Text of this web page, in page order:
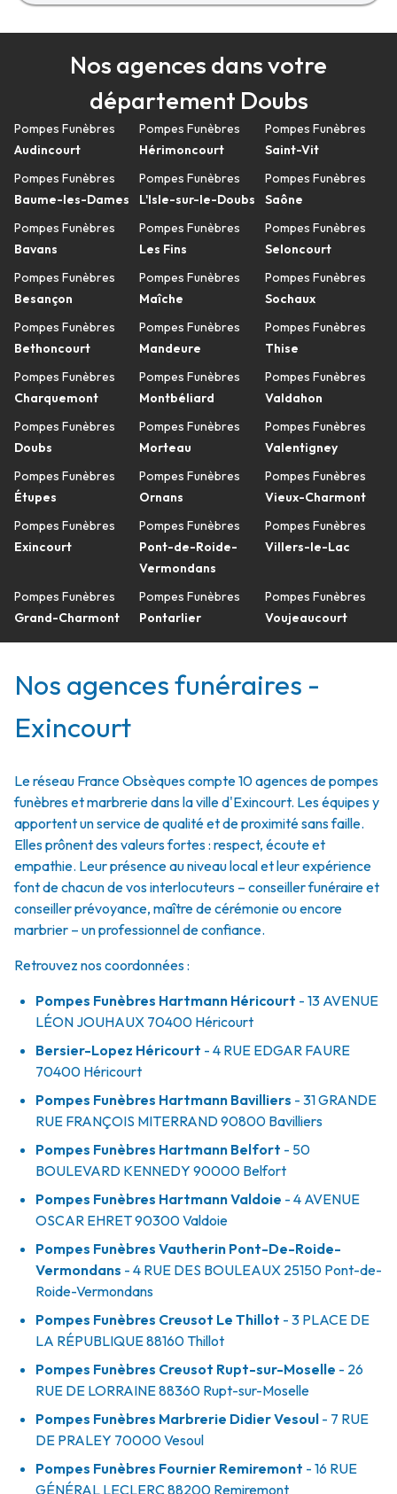
Nos agences dans votre
département Doubs
Pompes Funèbres
Audincourt
Pompes Funèbres
Baume-les-Dames
Pompes Funèbres
Bavans
Pompes Funèbres
Besançon
Pompes Funèbres
Bethoncourt
Pompes Funèbres
Charquemont
Pompes Funèbres
Doubs
Pompes Funèbres
Étupes
Pompes Funèbres
Exincourt
Pompes Funèbres
Grand-Charmont
Pompes Funèbres
Hérimoncourt
Pompes Funèbres
L'Isle-sur-le-Doubs
Pompes Funèbres
Les Fins
Pompes Funèbres
Maîche
Pompes Funèbres
Mandeure
Pompes Funèbres
Montbéliard
Pompes Funèbres
Morteau
Pompes Funèbres
Ornans
Pompes Funèbres
Pont-de-Roide-
Vermondans
Pompes Funèbres
Pontarlier
Pompes Funèbres
Saint-Vit
Pompes Funèbres
Saône
Pompes Funèbres
Seloncourt
Pompes Funèbres
Sochaux
Pompes Funèbres
Thise
Pompes Funèbres
Valdahon
Pompes Funèbres
Valentigney
Pompes Funèbres
Vieux-Charmont
Pompes Funèbres
Villers-le-Lac
Pompes Funèbres
Voujeaucourt
Nos agences funéraires -
Exincourt
Le réseau France Obsèques compte 10 agences de pompes
funèbres et marbrerie dans la ville d'Exincourt. Les équipes y
apportent un service de qualité et de proximité sans faille.
Elles prônent des valeurs fortes : respect, écoute et
empathie. Leur présence au niveau local et leur expérience
font de chacun de vos interlocuteurs – conseiller funéraire et
conseiller prévoyance, maître de cérémonie ou encore
marbrier – un professionnel de confiance.
Retrouvez nos coordonnées :
Pompes Funèbres Hartmann Héricourt - 13 AVENUE
LÉON JOUHAUX 70400 Héricourt
Bersier-Lopez Héricourt - 4 RUE EDGAR FAURE
70400 Héricourt
Pompes Funèbres Hartmann Bavilliers - 31 GRANDE
RUE FRANÇOIS MITERRAND90800 Bavilliers
Pompes Funèbres Hartmann Belfort - 50
BOULEVARD KENNEDY 90000 Belfort
Pompes Funèbres Hartmann Valdoie - 4 AVENUE
OSCAR EHRET90300Valdoie
Pompes Funèbres Vautherin Pont-De-Roide-
Vermondans - 4 RUE DES BOULEAUX 25150 Pont-de-
Roide-Vermondans
Pompes Funèbres Creusot Le Thillot - 3 PLACE DE
LA RÉPUBLIQUE88160 Thillot
Pompes Funèbres Creusot Rupt-sur-Moselle - 26
RUE DE LORRAINE88360 Rupt-sur-Moselle
Pompes Funèbres Marbrerie Didier Vesoul - 7 RUE
DE PRALEY 70000Vesoul
Pompes Funèbres Fournier Remiremont - 16 RUE
GÉNÉRAL LECLERC88200 Remiremont